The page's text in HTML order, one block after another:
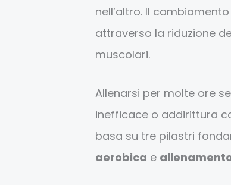
nell’altro. Il
attraverso la riduzione
muscolari.
Allenarsi per molte ore
inefficace o addirittura
basa su tre pilastri
aerobica e